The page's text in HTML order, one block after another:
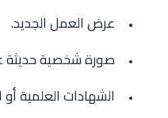
عرض العمل الجديد.
صورة شخصية حديثة
الشهادات العلمية